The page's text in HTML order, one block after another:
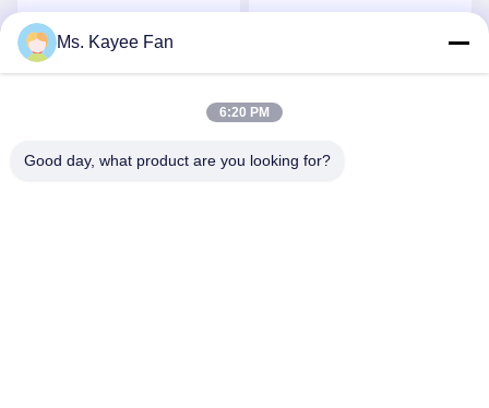
J2 / Q, Độ cứng cao
32311B J2 / Q
Nhận giá tốt nhất
được lắp ráp Vòng bi lắp
Ms. Kayee Fan
6:20 PM
Good day, what product are you looking for?